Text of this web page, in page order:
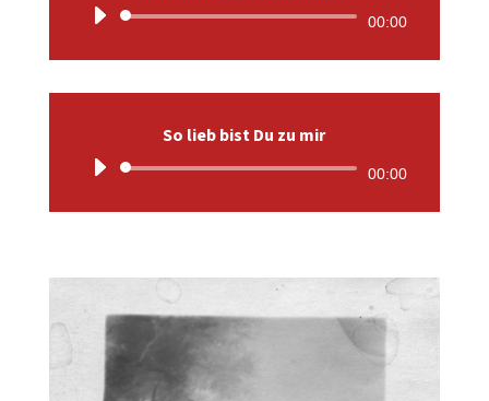
Audio-
Player
00:00
So lieb bist Du zu mir
Audio-
Player
00:00